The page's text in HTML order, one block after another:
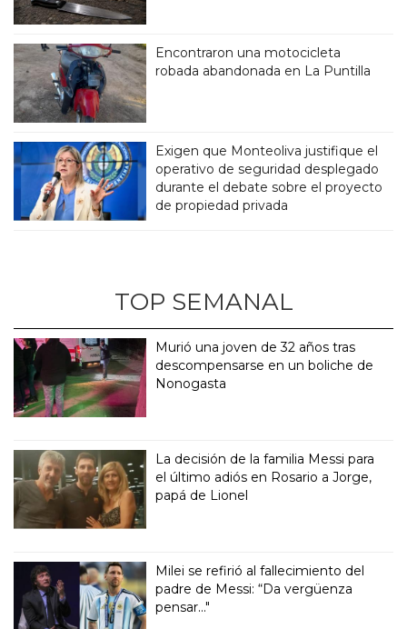
Encontraron una motocicleta
robada abandonada en La Puntilla
Exigen que Monteoliva justifique el
operativo de seguridad desplegado
durante el debate sobre el proyecto
de propiedad privada
TOP SEMANAL
Murió una joven de 32 años tras
descompensarse en un boliche de
Nonogasta
La decisión de la familia Messi para
el último adiós en Rosario a Jorge,
papá de Lionel
Milei se refirió al fallecimiento del
padre de Messi: “Da vergüenza
pensar..."